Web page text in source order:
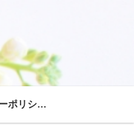
【プライバシーポリシー】